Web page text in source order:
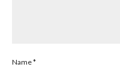
Name*